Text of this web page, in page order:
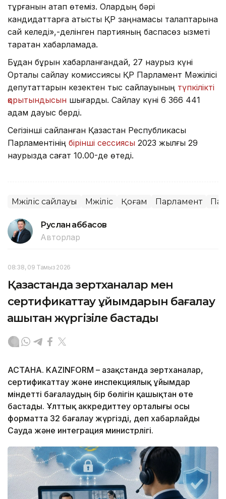
тұрғанын атап өтеміз. Олардың бәрі
кандидаттарға қатысты ҚР заңнамасы талаптарына
сай келеді»,-делінген партияның баспасөз қызметі
таратқан хабарламада.
Бұдан бұрын хабарланғандай, 27 наурыз күні
Орталық сайлау комиссиясы ҚР Парламент Мәжілісі
депутаттарын кезектен тыс сайлауының түпкілікті
қорытындысын шығарды. Сайлау күні 6 366 441
адам дауыс берді.
Сегізінші сайланған Қазақстан Республикасы
Парламентінің бірінші сессиясы 2023 жылғы 29
наурызда сағат 10.00-де өтеді.
Мәжіліс сайлауы Мәжіліс Қоғам Парламент
Руслан Ғаббасов
Авторлар
08:38, 09 Тамыз 2026
Қазақстанда зертханалар мен
сертификаттау ұйымдарын бағалау
қашықтан жүргізіле бастады
АСТАНА. KAZINFORM – Қазақстанда зертханалар,
сертификаттау және инспекциялық ұйымдар
міндетті бағалаудың бір бөлігін қашықтан өте
бастады. Ұлттық аккредиттеу орталығы осы
форматта 32 бағалау жүргізді, деп хабарлайды
Сауда және интеграция министрлігі.